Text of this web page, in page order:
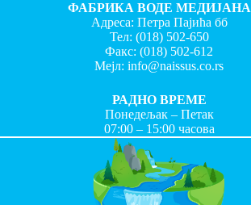
ФАБРИКА ВОДЕ МЕДИЈАНА
Адреса: Петра Пајића бб
Тел: (018) 502-650
Факс:(018) 502-612
Мејл:info@naissus.co.rs
РАДНО ВРЕМЕ
Понедељак – Петак
07:00 – 15:00 часова